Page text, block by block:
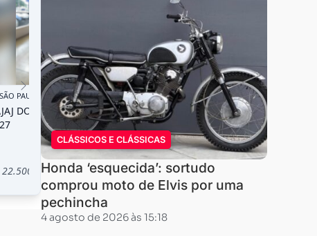
CLÁSSICOS E CLÁSSICAS
Honda ‘esquecida’: sortudo
comprou moto de Elvis por uma
pechincha
4 agosto de 2026 às 15:18